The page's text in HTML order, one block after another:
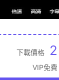
下載價格 2
VIP免費